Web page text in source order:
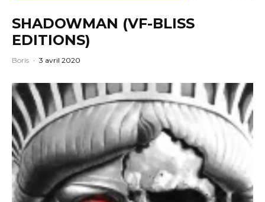
SHADOWMAN (VF-BLISS
EDITIONS)
Boris · 3 avril 2020